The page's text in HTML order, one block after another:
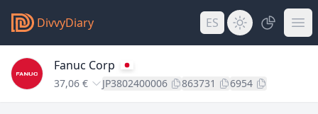
DivvyDiary ES
Fanuc Corp
37,06 € JP3802400006 863731 6954